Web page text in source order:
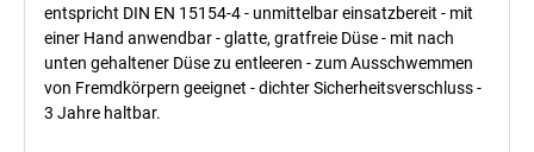
entspricht DIN EN 15154-4 - unmittelbar einsatzbereit - mit
einer Hand anwendbar - glatte, gratfreie Düse - mit nach
unten gehaltener Düse zu entleeren - zum Ausschwemmen
von Fremdkörpern geeignet - dichter Sicherheitsverschluss -
3 Jahre haltbar.